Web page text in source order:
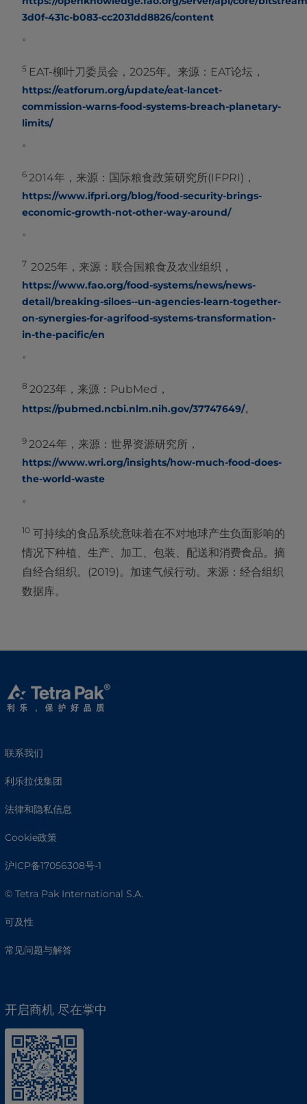
3d0f-431c-b083-cc2031dd8826/content
。
5 EAT-柳叶刀委员会，2025年。来源：EAT论坛，
https://eatforum.org/update/eat-lancet-
commission-warns-food-systems-breach-planetary-
limits/
。
6 2014年，来源：国际粮食政策研究所(IFPRI)，
https://www.ifpri.org/blog/food-security-brings-
economic-growth-not-other-way-around/
。
7 2025年，来源：联合国粮食及农业组织，
https://www.fao.org/food-systems/news/news-
detail/breaking-siloes--un-agencies-learn-together-
on-synergies-for-agrifood-systems-transformation-
in-the-pacific/en
。
8 2023年，来源：PubMed，
https://pubmed.ncbi.nlm.nih.gov/37747649/。
9 2024年，来源：世界资源研究所，
https://www.wri.org/insights/how-much-food-does-
the-world-waste
。
10 可持续的食品系统意味着在不对地球产生负面影响的
情况下种植、生产、加工、包装、配送和消费食品。摘
自经合组织。(2019)。加速气候行动。来源：经合组织
数据库。
联系我们
利乐拉伐集团
法律和隐私信息
Cookie政策
沪ICP备17056308号-1
© Tetra Pak International S.A.
可及性
常见问题与解答
开启商机 尽在掌中